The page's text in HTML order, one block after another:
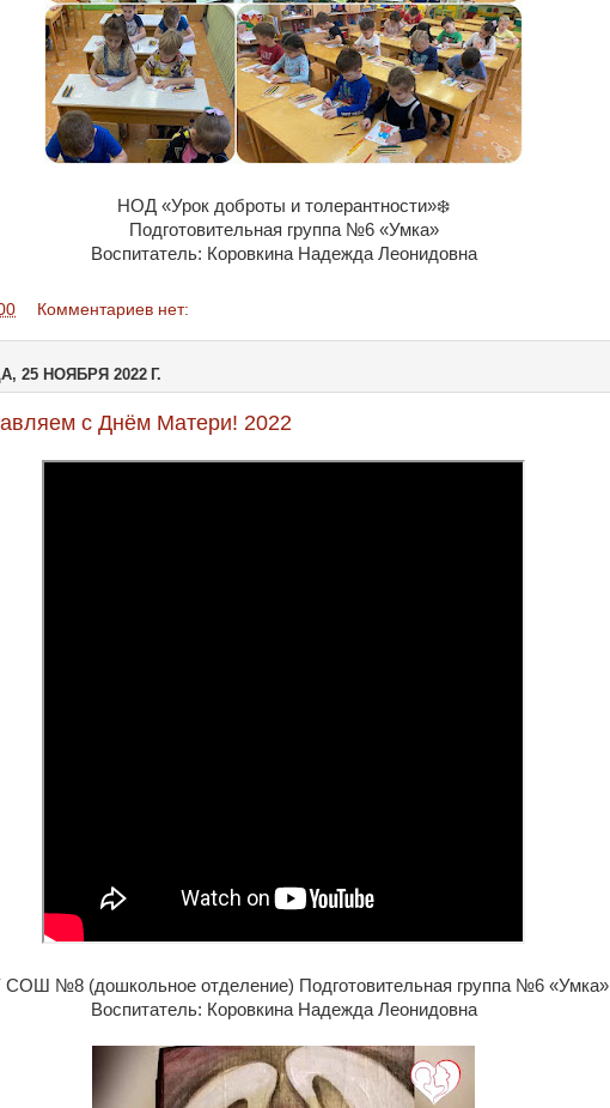
НОД «Урок доброты и толерантности»❄️
Подготовительная группа №6 «Умка»
Воспитатель: Коровкина Надежда Леонидовна
Комментариев нет:
25 НОЯБРЯ 2022 Г.
с Днём Матери! 2022
№8 (дошкольное отделение) Подготовительная группа №6 «Умка»
Воспитатель: Коровкина Надежда Леонидовна